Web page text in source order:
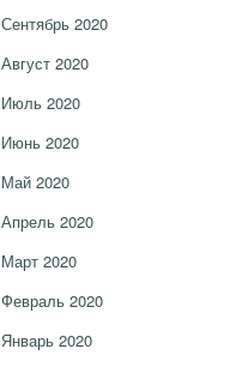
Сентябрь 2020
Август 2020
Июль 2020
Июнь 2020
Май 2020
Апрель 2020
Март 2020
Февраль 2020
Январь 2020